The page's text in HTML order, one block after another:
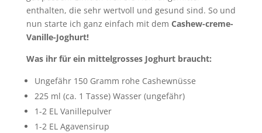
enthalten, die sehr wertvoll und gesund sind. So und
nun starte ich ganz einfach mit dem Cashew-creme-
Vanille-Joghurt!
Was ihr für ein mittelgrosses Joghurt braucht:
Ungefähr 150 Gramm rohe Cashewnüsse
225 ml (ca. 1 Tasse) Wasser (ungefähr)
1-2 EL Vanillepulver
1-2 EL Agavensirup